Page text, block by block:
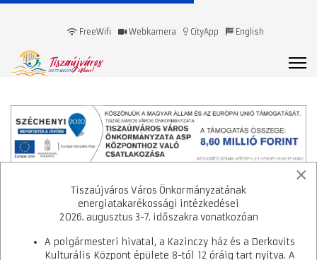
FreeWifi Webkamera CityApp English
ÖNKORMÁNYZATA
„TISZAÚJVÁROS VÁROS ÖNKORMÁNYZATA ASP
KÖZPONTHOZ VALÓ CSATLAKOZÁSA”
A szerződött támogatás összege:
8 598 499 Ft
A támogatás mértéke (%-ban):100%
×
Tiszaújváros Város Önkormányzatának
energiatakarékossági intézkedései
2026. augusztus 3-7. időszakra vonatkozóan
A polgármesteri hivatal, a Kazinczy ház és a Derkovits
Kulturális Központ épülete 8-tól 12 óráig tart nyitva. A